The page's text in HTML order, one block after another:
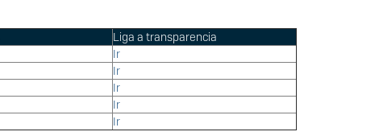
Liga a transparencia
Ir
Ir
Ir
Ir
Ir